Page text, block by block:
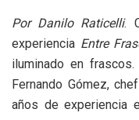
Por Danilo Raticelli.
experiencia Entre
iluminado en
Fernando Gómez,
años de experiencia